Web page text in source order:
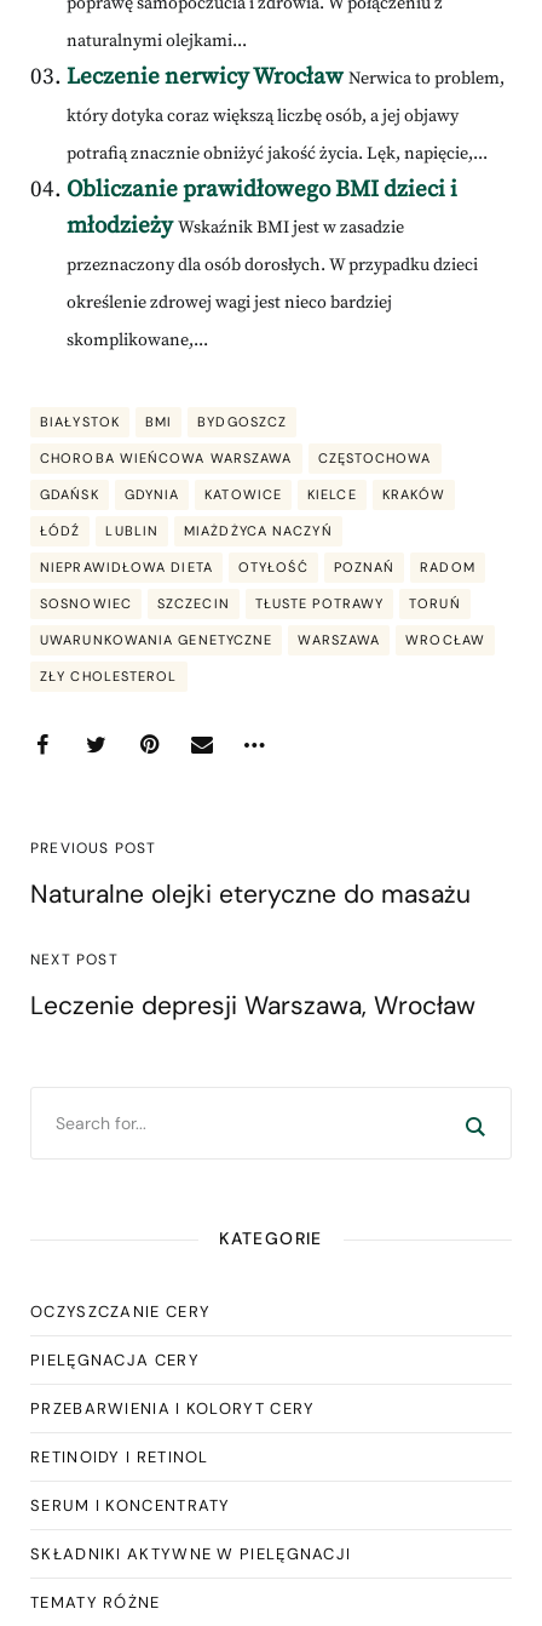
naturalnymi olejkami...
Leczenie nerwicy Wrocław Nerwica to problem,
który dotyka coraz większą liczbę osób, a jej objawy
potrafią znacznie obniżyć jakość życia. Lęk, napięcie,...
Obliczanie prawidłowego BMI dzieci i
młodzieży Wskaźnik BMI jest w zasadzie
przeznaczony dla osób dorosłych. W przypadku dzieci
określenie zdrowej wagi jest nieco bardziej
skomplikowane,...
BIAŁYSTOK BMI BYDGOSZCZ
CHOROBA WIEŃCOWA WARSZAWA CZĘSTOCHOWA
GDAŃSK GDYNIA KATOWICE KIELCE KRAKÓW
ŁÓDŹ LUBLIN MIAŻDŻYCA NACZYŃ
NIEPRAWIDŁOWA DIETA OTYŁOŚĆ POZNAŃ RADOM
SOSNOWIEC SZCZECIN TŁUSTE POTRAWY TORUŃ
UWARUNKOWANIA GENETYCZNE WARSZAWA WROCŁAW
ZŁY CHOLESTEROL
PREVIOUS POST
Naturalne olejki eteryczne do masażu
NEXT POST
Leczenie depresji Warszawa, Wrocław
KATEGORIE
OCZYSZCZANIE CERY
PIELĘGNACJA CERY
PRZEBARWIENIA I KOLORYT CERY
RETINOIDY I RETINOL
SERUM I KONCENTRATY
SKŁADNIKI AKTYWNE W PIELĘGNACJI
TEMATY RÓŻNE